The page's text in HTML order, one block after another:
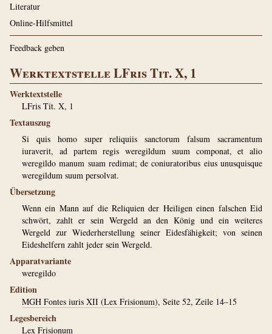
Literatur
Online-Hilfsmittel
Feedback geben
Werktextstelle LFris Tit. X, 1
Werktextstelle
LFris Tit. X, 1
Textauszug
Si quis homo super reliquiis sanctorum falsum sacramentum
iuraverit, ad partem regis weregildum suum componat, et alio
weregildo manum suam redimat; de coniuratoribus eius unusquisque
weregildum suum persolvat.
Übersetzung
Wenn ein Mann auf die Reliquien der Heiligen einen falschen Eid
schwört, zahlt er sein Wergeld an den König und ein weiteres
Wergeld zur Wiederherstellung seiner Eidesfähigkeit; von seinen
Eideshelfern zahlt jeder sein Wergeld.
Apparatvariante
weregildo
Edition
MGH Fontes iuris XII (Lex Frisionum), Seite 52, Zeile 14–15
Legesbereich
Lex Frisionum